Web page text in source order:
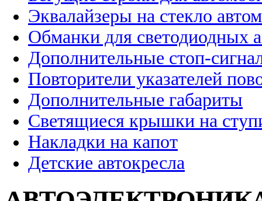
Эквалайзеры на стекло
Обманки для светодиодных
Дополнительные стоп-
Повторители указателей
Дополнительные габариты
Светящиеся крышки на
Накладки на капот
Детские автокресла